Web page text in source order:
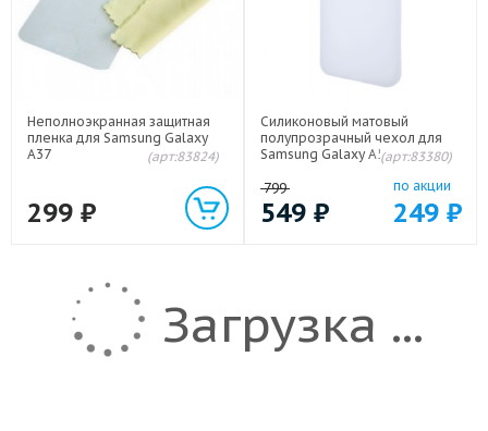
Неполноэкранная защитная
пленка для Samsung Galaxy
A37
(арт:83824)
299 ₽
Силиконовый матовый
полупрозрачный чехол для
Samsung Galaxy A56/A37
(арт:83380)
799
549 ₽
по акции
249 ₽
Загрузка ...